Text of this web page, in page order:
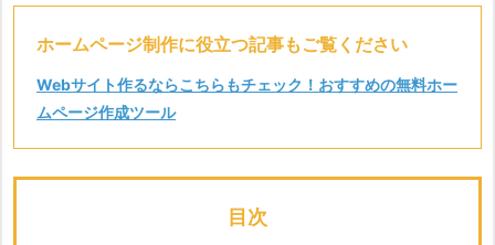
ホームページ制作に役立つ記事もご覧ください
Webサイト作るならこちらもチェック！おすすめの無料ホー
ムページ作成ツール
目次